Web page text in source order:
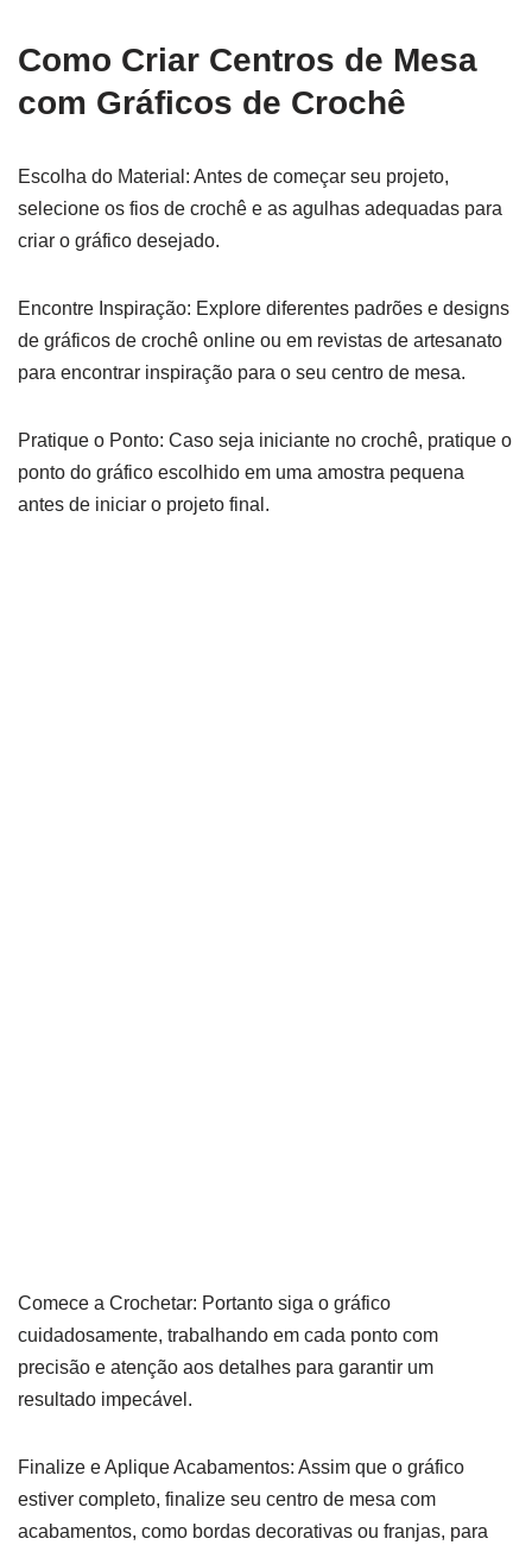
Como Criar Centros de Mesa
com Gráficos de Crochê
Escolha do Material: Antes de começar seu projeto,
selecione os fios de crochê e as agulhas adequadas para
criar o gráfico desejado.
Encontre Inspiração: Explore diferentes padrões e designs
de gráficos de crochê online ou em revistas de artesanato
para encontrar inspiração para o seu centro de mesa.
Pratique o Ponto: Caso seja iniciante no crochê, pratique o
ponto do gráfico escolhido em uma amostra pequena
antes de iniciar o projeto final.
Comece a Crochetar: Portanto siga o gráfico
cuidadosamente, trabalhando em cada ponto com
precisão e atenção aos detalhes para garantir um
resultado impecável.
Finalize e Aplique Acabamentos: Assim que o gráfico
estiver completo, finalize seu centro de mesa com
acabamentos, como bordas decorativas ou franjas, para